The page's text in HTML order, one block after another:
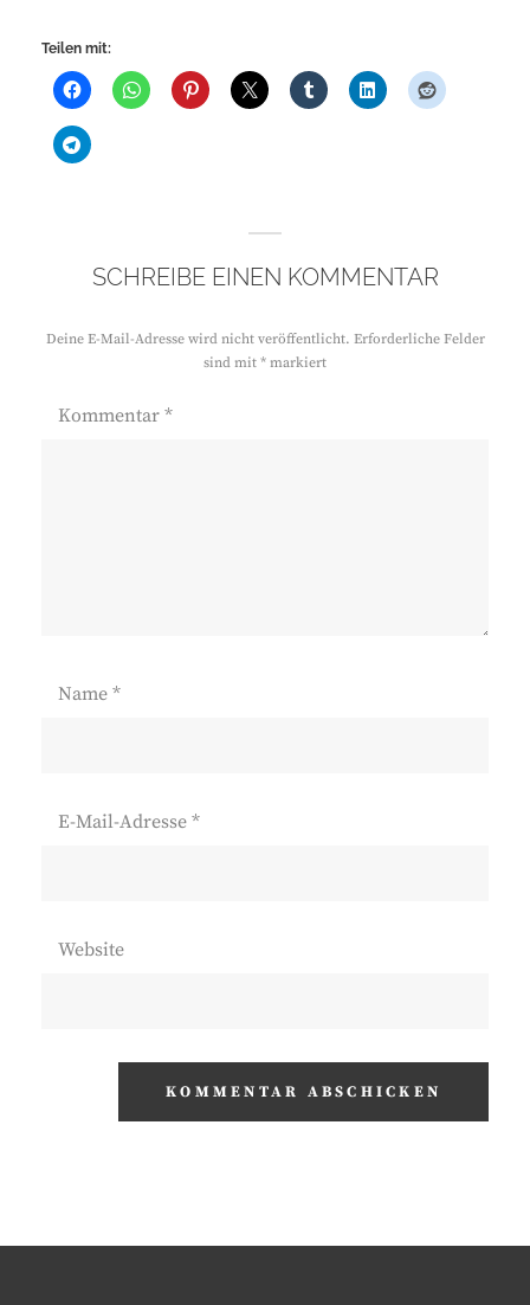
Teilen mit:
SCHREIBE EINEN KOMMENTAR
Deine E-Mail-Adresse wird nicht veröffentlicht. Erforderliche Felder
sind mit * markiert
Kommentar *
Name *
E-Mail-Adresse *
Website